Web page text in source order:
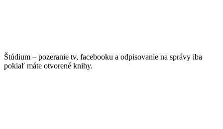
Štúdium – pozeranie tv, facebooku a odpisovanie na správy iba
pokiaľ máte otvorené knihy.